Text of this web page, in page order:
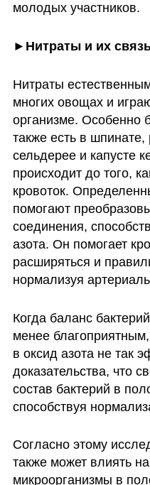
молодых участников.
►Нитраты и их
Нитраты
многих овощах и
организме. Особенно
также есть в
сельдерее и капусте
происходит до того,
кровоток.
помогают
соединения,
азота. Он помогает
расширяться и
нормализуя
Когда баланс
менее
в оксид азота не так
доказательства, что
состав бактерий в
способствуя
Согласно этому
также может влиять
микроорганизмы в